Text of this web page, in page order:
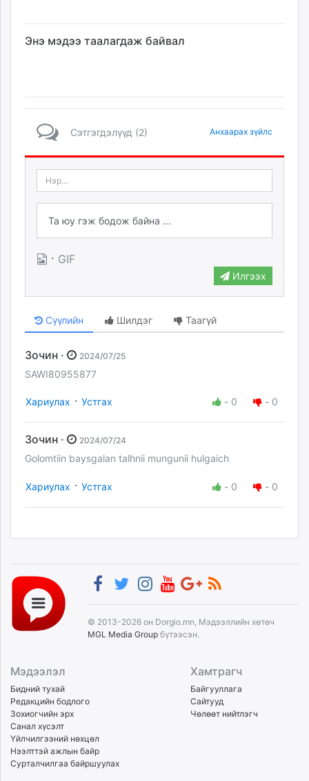
Энэ мэдээ таалагдаж байвал
Сэтгэгдэлүүд (2) Анхаарах зүйлс
· GIF
Илгээх
Сүүлийн Шилдэг Таагүй
Зочин · 2024/07/25
SAWI80955877
Хариулах · Устгах - 0 - 0
Зочин · 2024/07/24
Golomtiin baysgalan talhnii mungunii hulgaich
Хариулах · Устгах - 0 - 0
© 2013-2026 он Dorgio.mn, Мэдээллийн хөтөч
MGL Media Group бүтээсэн.
Мэдээлэл
Бидний тухай
Редакцийн бодлого
Зохиогчийн эрх
Санал хүсэлт
Үйлчилгээний нөхцөл
Нээлттэй ажлын байр
Сурталчилгаа байршуулах
Хамтрагч
Байгууллага
Сайтууд
Чөлөөт нийтлэгч